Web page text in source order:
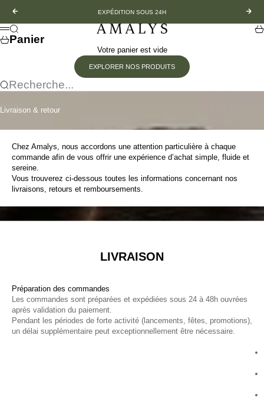
Précédent
EXPÉDITION SOUS 24H
Amalys
Menu
Recherche
Panier
Votre panier est vide
EXPLORER NOS PRODUITS
Recherche...
Livraison & retour
Chez Amalys, nous accordons une attention particulière à chaque
commande afin de vous offrir une expérience d’achat simple, fluide et
sereine.
Vous trouverez ci-dessous toutes les informations concernant nos
livraisons, retours et remboursements.
LIVRAISON
Préparation des commandes
Les commandes sont préparées et expédiées sous 24 à 48h ouvrées
après validation du paiement.
Pendant les périodes de forte activité (lancements, fêtes, promotions),
un délai supplémentaire peut exceptionnellement être nécessaire.